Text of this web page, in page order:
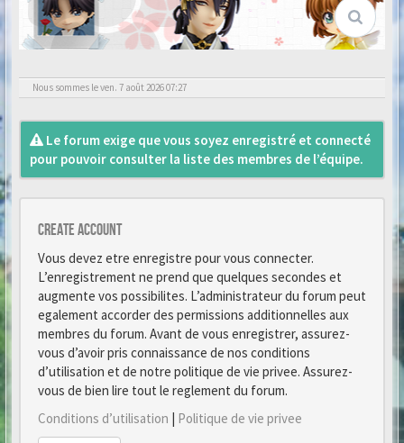
Nous sommes le ven. 7 août 2026 07:27
Le forum exige que vous soyez enregistré et connecté
pour pouvoir consulter la liste des membres de l’équipe.
Create account
Vous devez etre enregistre pour vous connecter.
L’enregistrement ne prend que quelques secondes et
augmente vos possibilites. L’administrateur du forum peut
egalement accorder des permissions additionnelles aux
membres du forum. Avant de vous enregistrer, assurez-
vous d’avoir pris connaissance de nos conditions
d’utilisation et de notre politique de vie privee. Assurez-
vous de bien lire tout le reglement du forum.
Conditions d’utilisation | Politique de vie privee